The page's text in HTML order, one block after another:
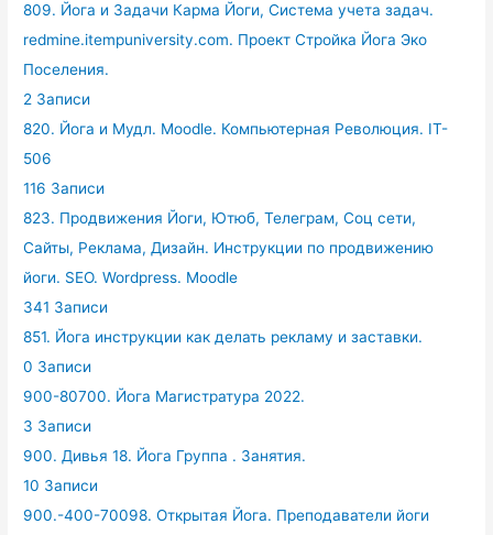
809. Йога и Задачи Карма Йоги, Система учета задач.
redmine.itempuniversity.com. Проект Стройка Йога Эко
Поселения.
2 Записи
820. Йога и Мудл. Moodle. Компьютерная Революция. IT-
506
116 Записи
823. Продвижения Йоги, Ютюб, Телеграм, Соц сети,
Сайты, Реклама, Дизайн. Инструкции по продвижению
йоги. SEO. Wordpress. Moodle
341 Записи
851. Йога инструкции как делать рекламу и заставки.
0 Записи
900-80700. Йога Магистратура 2022.
3 Записи
900. Дивья 18. Йога Группа . Занятия.
10 Записи
900.-400-70098. Открытая Йога. Преподаватели йоги